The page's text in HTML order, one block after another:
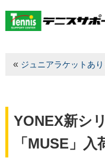
« ジュニアラケットあ
YONEX新シ
「MUSE」